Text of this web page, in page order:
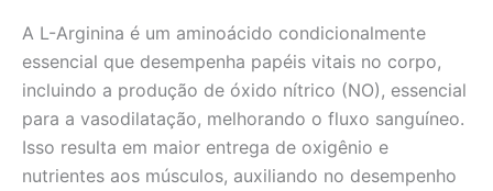
A L-Arginina é um aminoácido condicionalmente
essencial que desempenha papéis vitais no corpo,
incluindo a produção de óxido nítrico (NO), essencial
para a vasodilatação, melhorando o fluxo sanguíneo.
Isso resulta em maior entrega de oxigênio e
nutrientes aos músculos, auxiliando no desempenho